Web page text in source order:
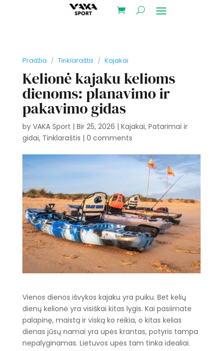
Pradžia / Tinklaraštis / Kajakai
Kelionė kajaku kelioms
dienoms: planavimo ir
pakavimo gidas
by VAKA Sport | Bir 25, 2026 | Kajakai, Patarimai ir
gidai, Tinklaraštis | 0 comments
Vienos dienos išvykos kajaku yra puiku. Bet kelių
dienų kelionė yra visiškai kitas lygis. Kai pasiimate
palapinę, maistą ir viską ko reikia, o kitas kelias
dienas jūsų namai yra upės krantas, potyris tampa
nepalyginamas. Lietuvos upės tam tinka idealiai.